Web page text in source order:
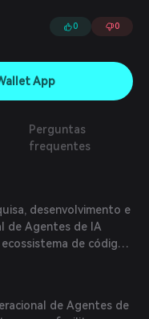
gerenciamento
do Agente, etc.) durante
para
0 0
App
Perguntas
frequentes
desenvolvimento e
de Agentes de IA
de código
de Agentes de